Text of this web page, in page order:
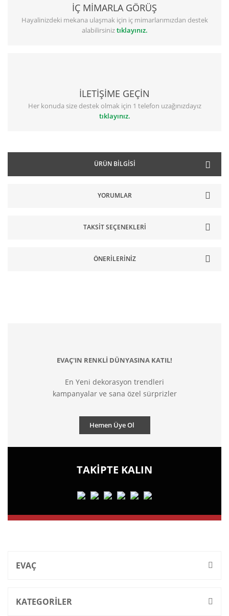
İÇ MİMARLA GÖRÜŞ
Hayalinizdeki mekana ulaşmak için iç mimarlarımızdan destek
alabilirsiniztıklayınız.
İLETİŞİME GEÇİN
Her konuda size destek olmak için 1 telefon uzağınızdayız
tıklayınız.
ÜRÜN BILGISI
YORUMLAR
TAKSIT SEÇENEKLERI
ÖNERILERINIZ
EVAÇ'IN RENKLİ DÜNYASINA KATIL!
En Yeni dekorasyon trendleri
kampanyalar ve sana özel sürprizler
Hemen Üye Ol
TAKİPTE KALIN
EVAÇ
KATEGORİLER